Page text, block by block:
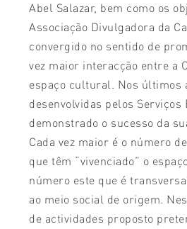
Abel Salazar, bem como os
Associação Divulgadora da
convergido no sentido de
vez maior interacção entre a
espaço cultural. Nos últimos
desenvolvidas pelos Serviços
demonstrado o sucesso da
Cada vez maior é o número
que têm “vivenciado” o
número este que é
ao meio social de origem.
de actividades proposto